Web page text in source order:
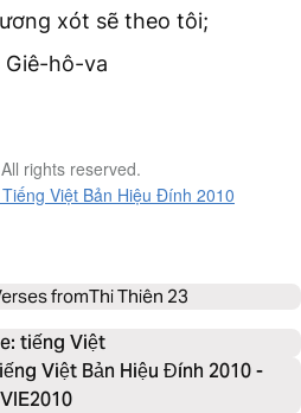
xót sẽ theo tôi;
hô-va
rights reserved.
Việt Bản Hiệu Đính 2010
fromThi Thiên 23
tiếng Việt
Việt Bản Hiệu Đính 2010 -
VIE2010